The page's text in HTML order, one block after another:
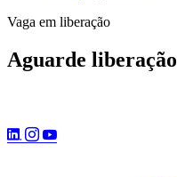
Vaga em liberação
Aguarde